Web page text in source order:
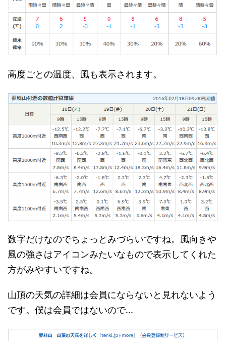
高度ごとの温度、風も表示されます。
数字だけなのでちょっとみづらいですね。風向きや
風の強さはアイコンみたいなもので表示してくれた
方がみやすいですね。
山頂の天気の詳細は会員にならないと見れないよう
です。僕は会員ではないので...